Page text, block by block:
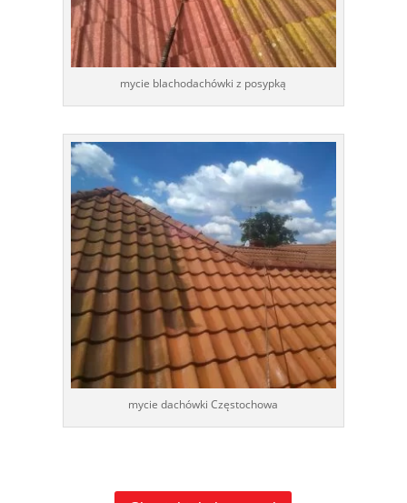
mycie blachodachówki z posypką
mycie dachówki Częstochowa